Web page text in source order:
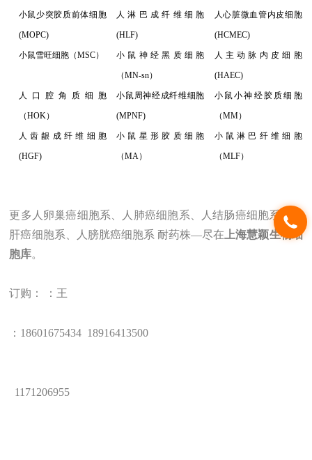
小鼠少突胶质前体细胞
(MOPC)
人淋巴成纤维细胞
(HLF)
人心脏微血管内皮细胞
(HCMEC)
小鼠雪旺细胞（MSC） 小鼠神经黑质细胞
（MN-sn）
人主动脉内皮细胞
(HAEC)
人口腔角质细胞
（HOK）
小鼠周神经成纤维细胞
(MPNF)
小鼠小神经胶质细胞
（MM）
人齿龈成纤维细胞
(HGF)
小鼠星形胶质细胞
（MA）
小鼠淋巴纤维细胞
（MLF）
更多人卵巢癌细胞系、人肺癌细胞系、人结肠癌细胞系、人
肝癌细胞系、人膀胱癌细胞系 耐药株—尽在 上海慧颖生物
细
胞库。
订购： ：王
：18601675434 18916413500
1171206955